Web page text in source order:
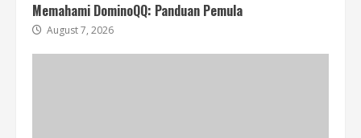
Memahami DominoQQ: Panduan Pemula
August 7, 2026